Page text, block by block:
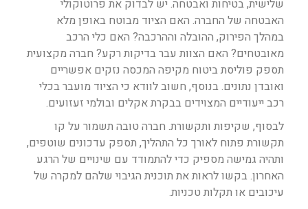
שלישית, בטיחות ואבטחה. יש לבדוק את פרוטוקולי
האבטחה של החברה. האם הציוד מבוטח באופן מלא
במהלך הפירוק, ההובלה וההרכבה? האם כלי הרכב
מאובטחים? האם הצוות עבר בדיקות רקע? חברה מקצועית
תספק פוליסת ביטוח מקיפה המכסה נזקים אפשריים
ואובדן נתונים. בנוסף, חשוב לוודא כי הציוד מועבר בכלי
רכב ייעודיים המצוידים בבקרת אקלים ובולמי זעזועים.
לבסוף, שקיפות ותקשורת. חברה טובה תשמור על קו
תקשורת פתוח לאורך כל התהליך, תספק עדכונים שוטפים,
ותהיה גמישה מספיק כדי להתמודד עם שינויים של הרגע
האחרון. בקשו לראות את תוכנית הגיבוי שלהם למקרה של
עיכובים או תקלות טכניות.